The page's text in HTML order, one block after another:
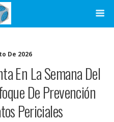
De 2026
En La Semana Del
De Prevención
Periciales